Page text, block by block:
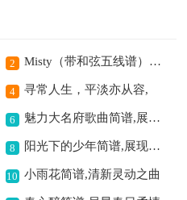
2 Misty（带和弦五线谱）简谱,经典爵士曲谱
4 寻常人生，平淡亦从容,
6 魅力大名府歌曲简谱,展现古城风采
8 阳光下的少年简谱,展现青春活力风采
10 小雨花简谱,清新灵动之曲